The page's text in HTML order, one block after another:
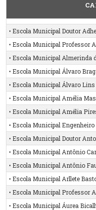
• Escola Municipal Doutor
• Escola Municipal Professor
• Escola Municipal Almerinda
• Escola Municipal Álvaro
• Escola Municipal Álvaro Lins
• Escola Municipal Amélia
• Escola Municipal Amélia
• Escola Municipal
• Escola Municipal Doutor
• Escola Municipal Antônio
• Escola Municipal Antônio
• Escola Municipal Arllete
• Escola Municipal Professor
• Escola Municipal Áurea